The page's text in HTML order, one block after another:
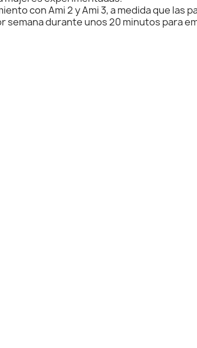
con Ami 2 y Ami 3, a medida que las
semana durante unos 20 minutos para